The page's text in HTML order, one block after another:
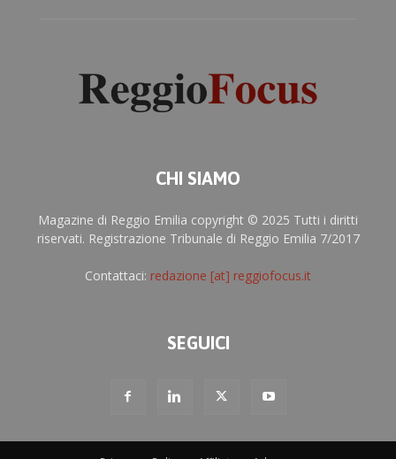
CHI SIAMO
Magazine di Reggio Emilia copyright © 2025 Tutti i diritti
riservati. Registrazione Tribunale di Reggio Emilia 7/2017
Contattaci: redazione [at] reggiofocus.it
SEGUICI